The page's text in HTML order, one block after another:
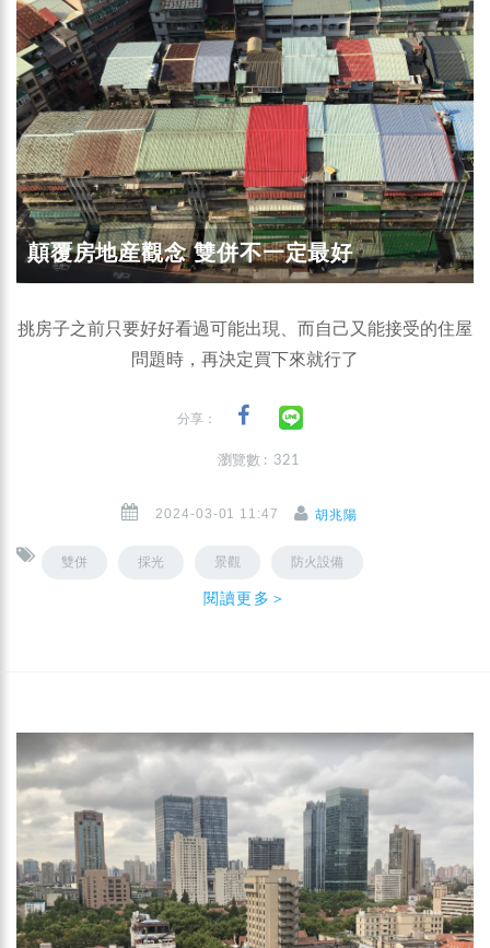
顛覆房地産觀念‭ ‬雙併不一定最好
挑房子之前只要好好看過可能出現、而自己又能接受的住屋
問題時，再決定買下來就行了
分享：
瀏覽數 : 321
2024-03-01 11:47 胡兆陽
雙併 採光 景觀 防火設備
閱讀更多＞